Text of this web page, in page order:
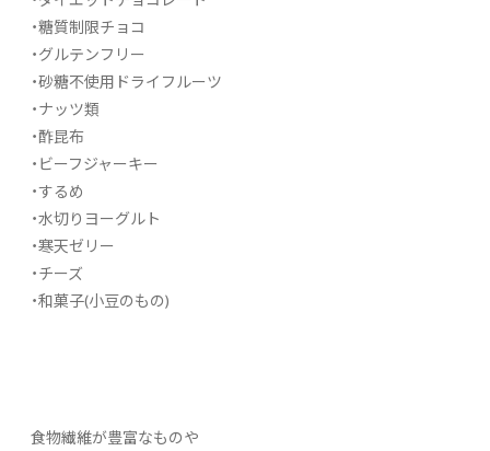
・糖質制限チョコ
・グルテンフリー
・砂糖不使用ドライフルーツ
・ナッツ類
・酢昆布
・ビーフジャーキー
・するめ
・水切りヨーグルト
・寒天ゼリー
・チーズ
・和菓子(小豆のもの)
食物繊維が豊富なものや